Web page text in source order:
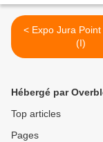
< Expo Jura Point de croix
(I)
Hébergé par
Top articles
Pages